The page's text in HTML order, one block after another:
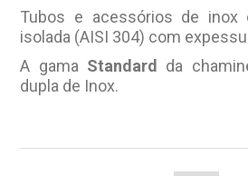
Tubos e acessórios de inox
isolada (AISI 304) com
A gama Standard
da
dupla de Inox.